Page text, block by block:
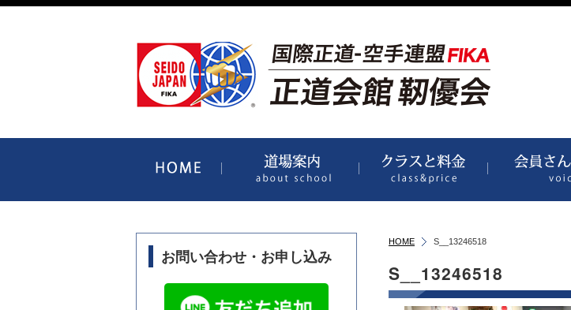
HOME S__13246518
S__13246518
お問い合わせ・お申し込み